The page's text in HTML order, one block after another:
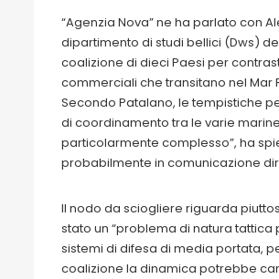
“Agenzia Nova” ne ha parlato con
dipartimento di studi bellici (Dws)
coalizione di dieci Paesi per
commerciali che transitano nel Mar
Secondo Patalano, le tempistiche
di coordinamento tra le varie
particolarmente complesso”, ha
probabilmente in comunicazione
Il nodo da sciogliere riguarda
stato un “problema di natura
sistemi di difesa di media portata,
coalizione la dinamica potrebbe